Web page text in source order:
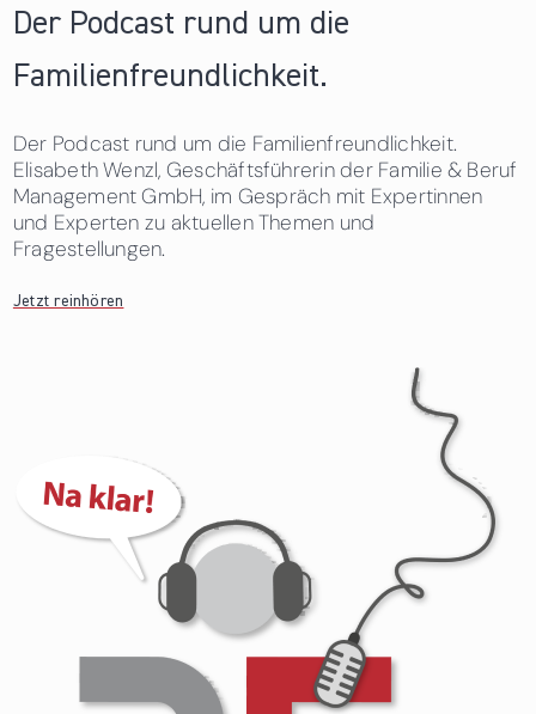
Der Podcast rund um die
Familienfreundlichkeit.
Der Podcast rund um die Familienfreundlichkeit.
Elisabeth Wenzl, Geschäftsführerin der Familie & Beruf
Management GmbH, im Gespräch mit Expertinnen
und Experten zu aktuellen Themen und
Fragestellungen.
Jetzt reinhören